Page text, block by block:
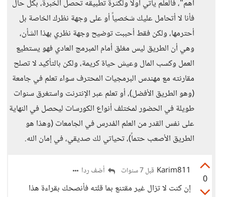
أهم"، فالعلم يأتي أولاً ولكثرة تطبيقه تحصل الخبرة، بكل حال
فأنا لا أتحامل عليك شخصياً أو على وجهة نظرك الخاصة بل
أحترمها، ولكن فقط أحببت توضيح وجهة نظري بهذا الشأن،
وهي أن الطريق ليس مغلق أمام المبرمج العادي فهو يستطيع
العمل وكسب المال وعيش حياة كريمة، ولكن بالتأكيد لا تصلح
مقارنته مع مهندس البرمجيات المحترف سواء تعلم في جامعة
(وهو الطريق الأفضل)، أو تعلم عبر الإنترنت واستغرق سنوات
طويلة في الحضور لمختلف أنواع الكورسات ليحصل في النهاية
على نفس القدر من العلم المُدرس في الجامعات (وهذا هو
الطريق الأصعب حتماً)، تحياتي لك صديقي، في إمان الله.
0
Karim811 قبل 7 سنوات أضف ردا
إن كنت لا تزال غير مقتنع بما قلته فأنصحك بقراءة هذا